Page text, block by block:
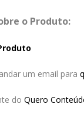
o Produto:
um email para
do Quero